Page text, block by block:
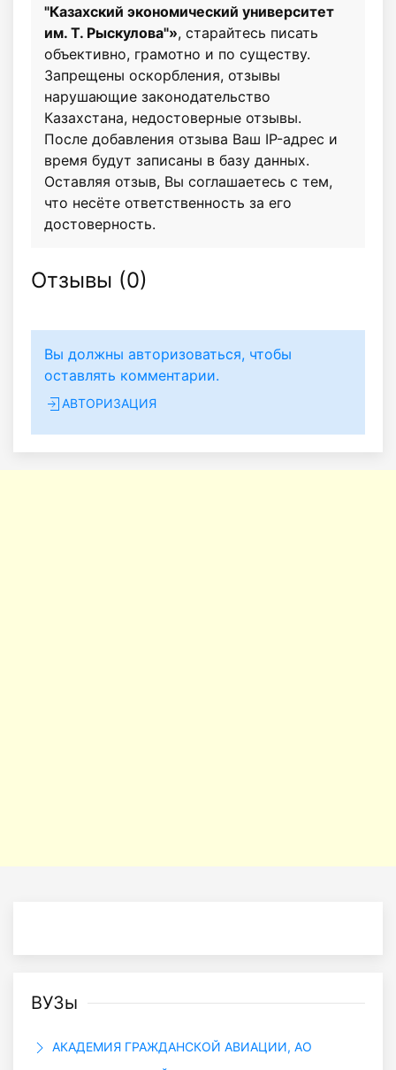
"Казахский экономический университет
им. Т. Рыскулова"», старайтесь писать
объективно, грамотно и по существу.
Запрещены оскорбления, отзывы
нарушающие законодательство
Казахстана, недостоверные отзывы.
После добавления отзыва Ваш IP-адрес и
время будут записаны в базу данных.
Оставляя отзыв, Вы соглашаетесь с тем,
что несёте ответственность за его
достоверность.
Отзывы (0)
Вы должны авторизоваться, чтобы
оставлять комментарии.
АВТОРИЗАЦИЯ
ВУЗы
АКАДЕМИЯ ГРАЖДАНСКОЙ АВИАЦИИ, АО